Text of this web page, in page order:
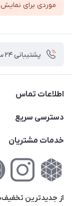
موردی برای نمایش
پشتیبانی ۲۴ ساعته
اطلاعات تماس
02177111474
کوچه گلریز 4 غربی ، پلاک 13
دسترسی سریع
حساب کاربری
لیست محصولات
خدمات مشتریان
راهنمای‌خرید‌آنلاین
حریم خصوصی
فروش‌اقساطی
از جدید‌ترین